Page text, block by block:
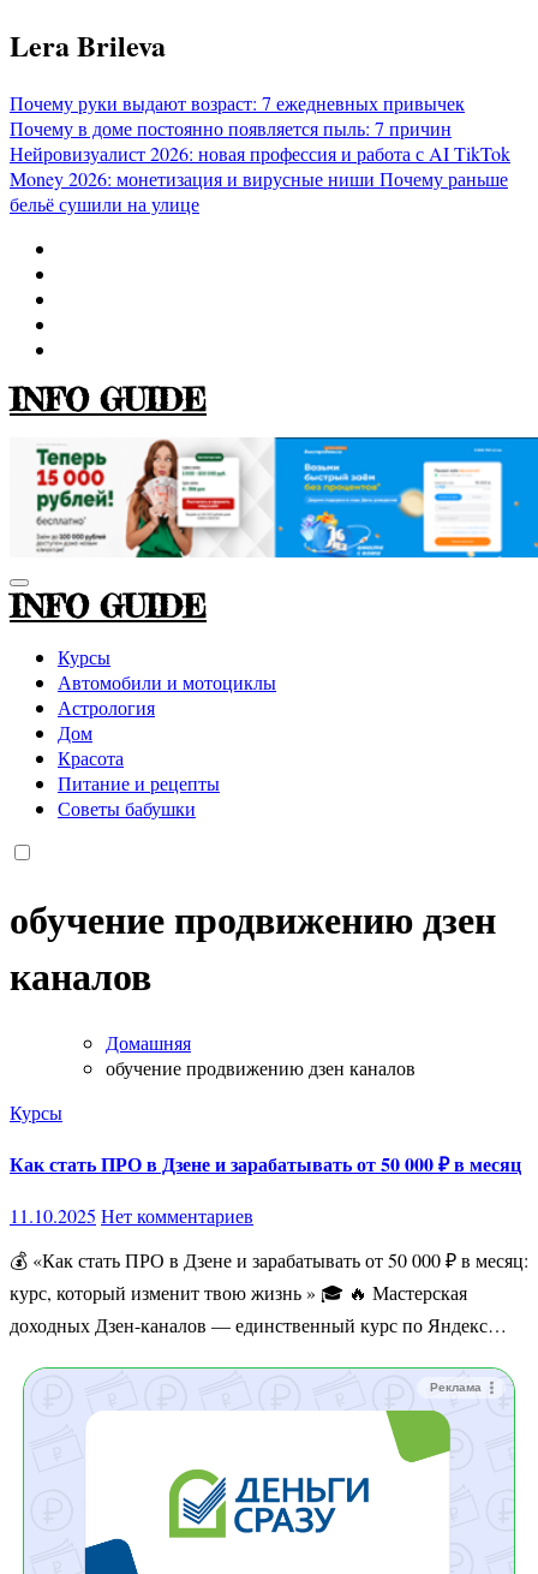
Перейти
к
Lera Brileva
Почему руки выдают возраст: 7 ежедневных привычек
Почему в доме постоянно появляется пыль: 7 причин
Нейровизуалист 2026: новая профессия и работа с AITikTok
Money 2026: монетизация и вирусные ниши Почему раньше
бельё сушили на улице
INFO GUIDE
INFO GUIDE
Курсы
Автомобили и мотоциклы
Астрология
Дом
Красота
Питание и рецепты
Советы бабушки
обучение продвижению дзен
каналов
Домашняя
обучение продвижению дзен каналов
Курсы
Как стать ПРО в Дзене и зарабатывать от 50 000 ₽ в месяц
11.10.2025 Нет комментариев
💰 «Как стать ПРО в Дзене и зарабатывать от 50 000 ₽ в месяц:
курс, который изменит твою жизнь » 🎓 🔥 Мастерская
доходных Дзен-каналов — единственный курс по Яндекс…
Реклама